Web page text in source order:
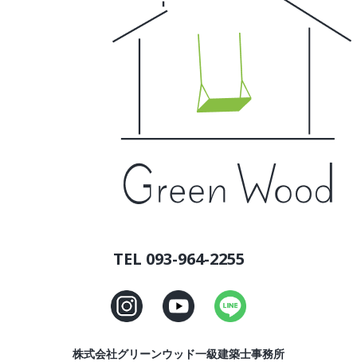
TEL 093-964-2255
株式会社グリーンウッド一級建築士事務所